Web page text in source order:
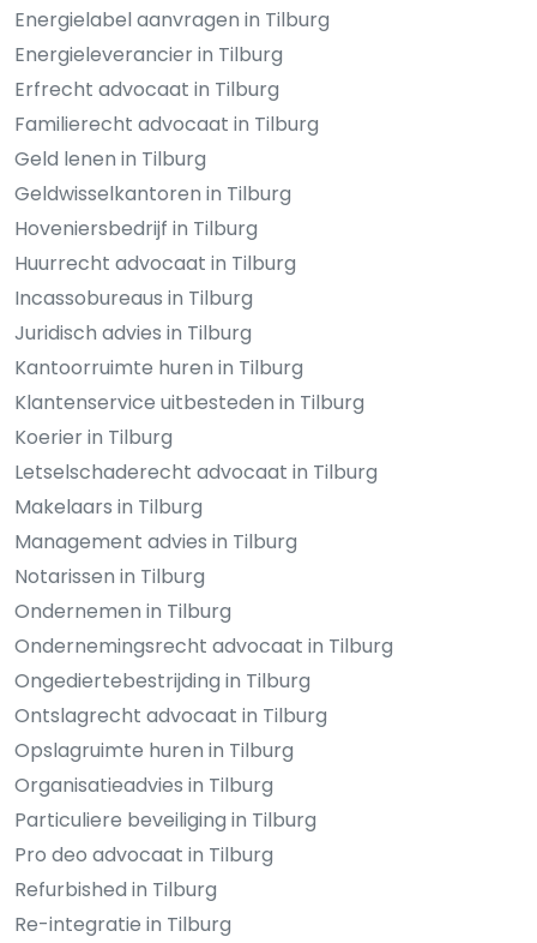
Energielabel aanvragen in Tilburg
Energieleverancier in Tilburg
Erfrecht advocaat in Tilburg
Familierecht advocaat in Tilburg
Geld lenen in Tilburg
Geldwisselkantoren in Tilburg
Hoveniersbedrijf in Tilburg
Huurrecht advocaat in Tilburg
Incassobureaus in Tilburg
Juridisch advies in Tilburg
Kantoorruimte huren in Tilburg
Klantenservice uitbesteden in Tilburg
Koerier in Tilburg
Letselschaderecht advocaat in Tilburg
Makelaars in Tilburg
Management advies in Tilburg
Notarissen in Tilburg
Ondernemen in Tilburg
Ondernemingsrecht advocaat in Tilburg
Ongediertebestrijding in Tilburg
Ontslagrecht advocaat in Tilburg
Opslagruimte huren in Tilburg
Organisatieadvies in Tilburg
Particuliere beveiliging in Tilburg
Pro deo advocaat in Tilburg
Refurbished in Tilburg
Re-integratie in Tilburg